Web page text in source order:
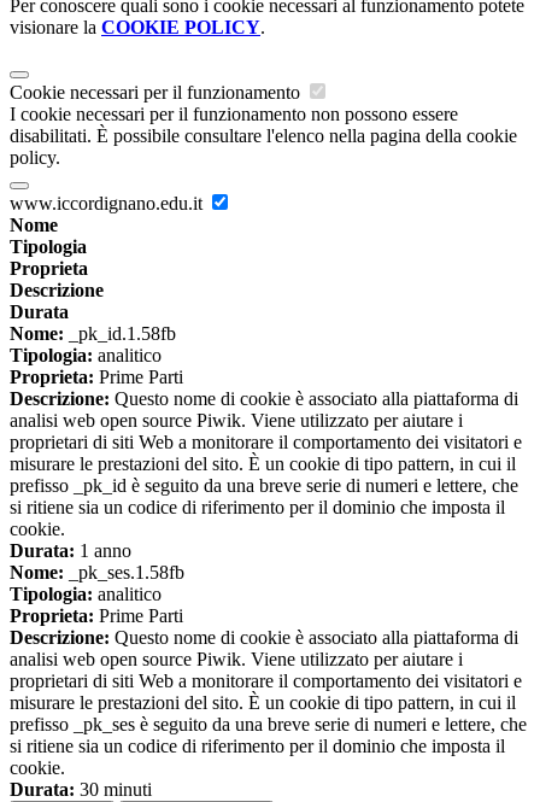
Per conoscere quali sono i cookie necessari al funzionamento potete
visionare la COOKIE POLICY.
Cookie necessari per il funzionamento
I cookie necessari per il funzionamento non possono essere
disabilitati. È possibile consultare l'elenco nella pagina della cookie
policy.
www.iccordignano.edu.it
Nome
Tipologia
Proprieta
Descrizione
Durata
Nome: _pk_id.1.58fb
Tipologia: analitico
Proprieta: Prime Parti
Descrizione: Questo nome di cookie è associato alla piattaforma di
analisi web open source Piwik. Viene utilizzato per aiutare i
proprietari di siti Web a monitorare il comportamento dei visitatori e
misurare le prestazioni del sito. È un cookie di tipo pattern, in cui il
prefisso _pk_id è seguito da una breve serie di numeri e lettere, che
si ritiene sia un codice di riferimento per il dominio che imposta il
cookie.
Durata: 1 anno
Nome: _pk_ses.1.58fb
Tipologia: analitico
Proprieta: Prime Parti
Descrizione: Questo nome di cookie è associato alla piattaforma di
analisi web open source Piwik. Viene utilizzato per aiutare i
proprietari di siti Web a monitorare il comportamento dei visitatori e
misurare le prestazioni del sito. È un cookie di tipo pattern, in cui il
prefisso _pk_ses è seguito da una breve serie di numeri e lettere, che
si ritiene sia un codice di riferimento per il dominio che imposta il
cookie.
Durata: 30 minuti